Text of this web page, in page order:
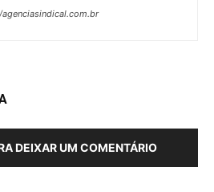
DEIXAR UM COMENTÁRIO